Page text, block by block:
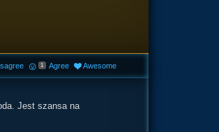
Jest szansa na
1 Agree Awesome